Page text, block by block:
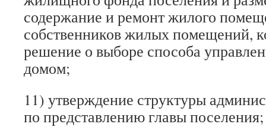
содержание и ремонт жилого
собственников жилых помещений,
решение о выборе способа
домом;
11) утверждение структуры
по представлению главы поселения;